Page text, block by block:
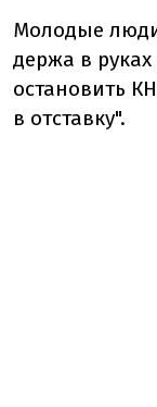
Молодые
держа в
остановить
в отставку".